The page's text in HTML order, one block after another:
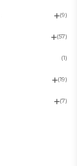
(9)
(57)
(1)
(19)
(7)